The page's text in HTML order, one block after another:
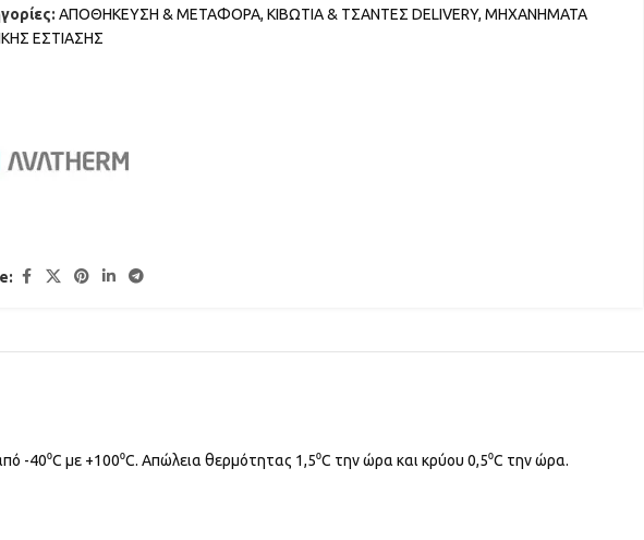
ΑΠΟΘΗΚΕΥΣΗ & ΜΕΤΑΦΟΡΑ, ΚΙΒΩΤΙΑ & ΤΣΑΝΤΕΣ DELIVERY, ΜΗΧΑΝΗΜΑΤΑ
ΕΣΤΙΑΣΗΣ
-40⁰C με +100⁰C. Απώλεια θερμότητας 1,5⁰C την ώρα και κρύου 0,5⁰C την ώρα.